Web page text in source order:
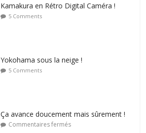
Kamakura en Rétro Digital Caméra !
5 Comments
Yokohama sous la neige !
5 Comments
Ça avance doucement mais sûrement !
Commentaires fermés